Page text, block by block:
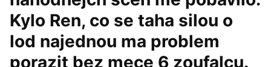
Kylo Ren, co se taha silou o
lod najednou ma problem
porazit bez mece 6 zoufalcu.